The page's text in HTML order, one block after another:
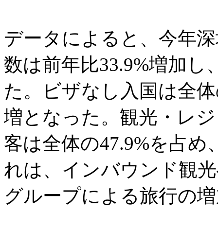
データによると、今年
数は前年比33.9%増加し
た。ビザなし入国は全
増となった。観光・レ
客は全体の47.9%を占め
れは、インバウンド観
グループによる旅行の